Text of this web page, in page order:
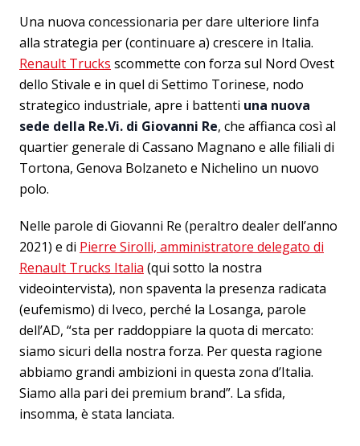
Una nuova concessionaria per dare ulteriore linfa
alla strategia per (continuare a) crescere in Italia.
Renault Trucks scommette con forza sul Nord Ovest
dello Stivale e in quel di Settimo Torinese, nodo
strategico industriale, apre i battenti una nuova
sede della Re.Vi. di Giovanni Re, che affianca così al
quartier generale di Cassano Magnano e alle filiali di
Tortona, Genova Bolzaneto e Nichelino un nuovo
polo.
Nelle parole di Giovanni Re (peraltro dealer dell’anno
2021) e di Pierre Sirolli, amministratore delegato di
Renault Trucks Italia (qui sotto la nostra
videointervista), non spaventa la presenza radicata
(eufemismo) di Iveco, perché la Losanga, parole
dell’AD, “sta per raddoppiare la quota di mercato:
siamo sicuri della nostra forza. Per questa ragione
abbiamo grandi ambizioni in questa zona d’Italia.
Siamo alla pari dei premium brand”. La sfida,
insomma, è stata lanciata.